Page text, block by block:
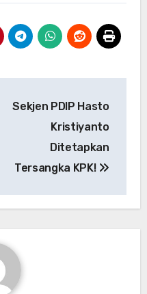
Sekjen PDIP Hasto
Kristiyanto
Ditetapkan
Tersangka KPK!